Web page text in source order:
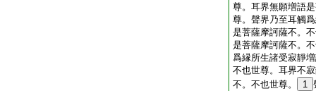
尊。耳界無願増語
尊。聲界乃至耳觸
是菩薩摩訶薩不。
是菩薩摩訶薩不。
爲縁所生諸受寂靜
不也世尊。耳界不
不。不也世尊。
1